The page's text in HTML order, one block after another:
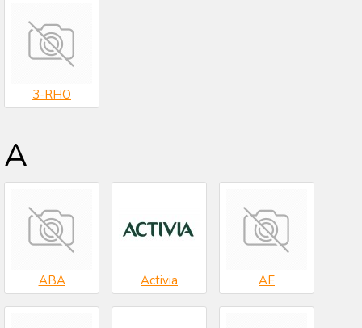
3-RHO
A
ABA Activia AE